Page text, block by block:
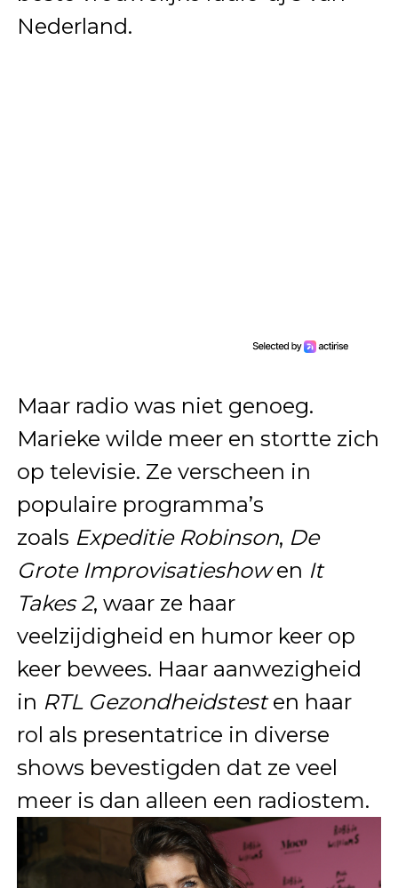
Nederland.
Maar radio was niet genoeg.
Marieke wilde meer en stortte zich
op televisie. Ze verscheen in
populaire programma’s
zoals Expeditie Robinson, De
Grote Improvisatieshowen It
Takes 2, waar ze haar
veelzijdigheid en humor keer op
keer bewees. Haar aanwezigheid
in RTL Gezondheidstesten haar
rol als presentatrice in diverse
shows bevestigden dat ze veel
meer is dan alleen een radiostem.